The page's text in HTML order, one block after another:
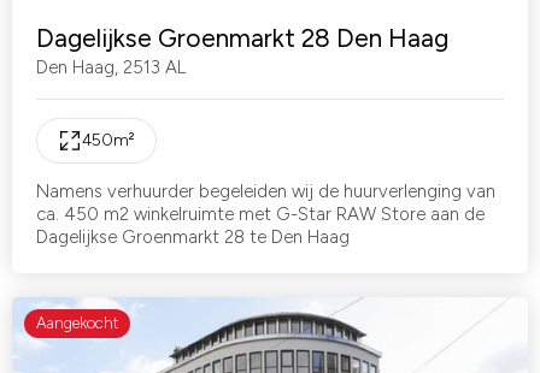
Dagelijkse Groenmarkt 28 Den Haag
Den Haag, 2513 AL
450m²
Namens verhuurder begeleiden wij de huurverlenging van
ca. 450 m2 winkelruimte met G-Star RAW Store aan de
Dagelijkse Groenmarkt 28 te Den Haag
Aangekocht